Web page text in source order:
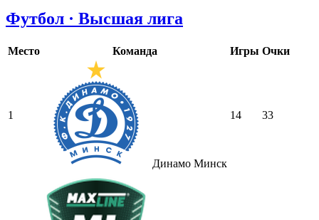
Футбол · Высшая лига
Место Команда Игры Очки
1
Динамо Минск
14 33